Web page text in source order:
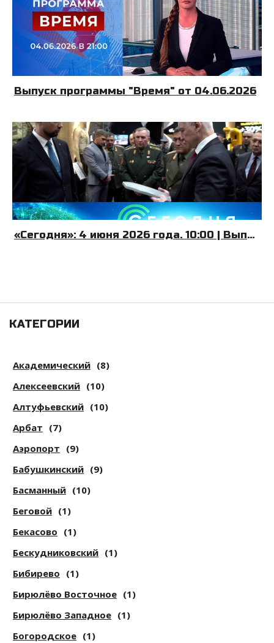
Выпуск программы "Время" от 04.06.2026
«Сегодня»: 4 июня 2026 года. 10:00 | Выпуск новостей | Новости НТВ
КАТЕГОРИИ
Академический (8)
Алексеевский (10)
Алтуфьевский (10)
Арбат (7)
Аэропорт (9)
Бабушкинский (9)
Басманный (10)
Беговой (1)
Бекасово (1)
Бескудниковский (1)
Бибирево (1)
Бирюлёво Восточное (1)
Бирюлёво Западное (1)
Богородское (1)